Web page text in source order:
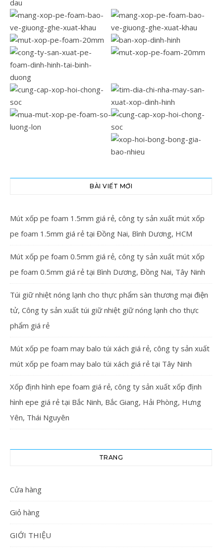
BÀI VIẾT MỚI
Mút xốp pe foam 1.5mm giá rẻ, công ty sản xuất mút xốp
pe foam 1.5mm giá rẻ tại Đồng Nai, Bình Dương, HCM
Mút xốp pe foam 0.5mm giá rẻ, công ty sản xuất mút xốp
pe foam 0.5mm giá rẻ tại Bình Dương, Đồng Nai, Tây Ninh
Túi giữ nhiệt nóng lạnh cho thực phẩm sàn thương mại điện
tử, Công ty sản xuất túi giữ nhiệt giữ nóng lạnh cho thực
phẩm giá rẻ
Mút xốp pe foam may balo túi xách giá rẻ, công ty sản xuất
mút xốp pe foam may balo túi xách giá rẻ tại Tây Ninh
Xốp định hình epe foam giá rẻ, công ty sản xuất xốp định
hình epe giá rẻ tại Bắc Ninh, Bắc Giang, Hải Phòng, Hưng
Yên, Thái Nguyên
TRANG
Cửa hàng
Giỏ hàng
GIỚI THIỆU